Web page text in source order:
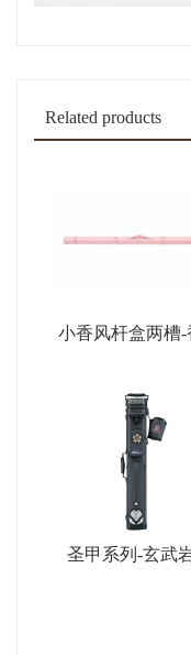
Related products
小香风杆盒两槽-
圣甲系列-玄武